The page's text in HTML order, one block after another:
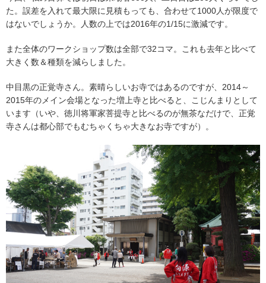
た。誤差を入れて最大限に見積もっても、合わせて1000人が限度で
はないでしょうか。人数の上では2016年の1/15に激減です。
また全体のワークショップ数は全部で32コマ。これも去年と比べて
大きく数＆種類を減らしました。
中目黒の正覚寺さん。素晴らしいお寺ではあるのですが、2014～
2015年のメイン会場となった増上寺と比べると、こじんまりとして
います（いや、徳川将軍家菩提寺と比べるのが無茶なだけで、正覚
寺さんは都心部でもむちゃくちゃ大きなお寺ですが）。